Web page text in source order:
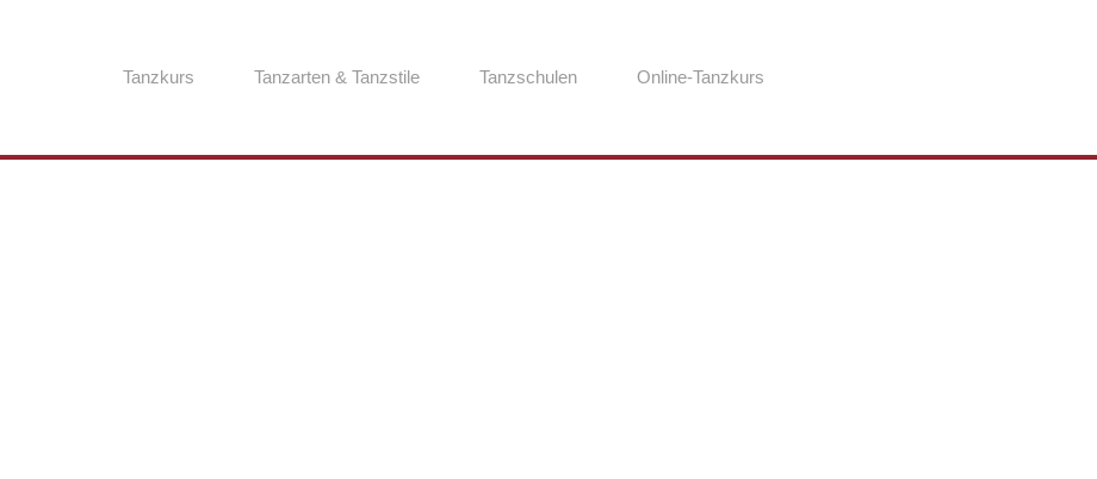
Tanzkurs Tanzarten & Tanzstile Tanzschulen Online-Tanzkurs